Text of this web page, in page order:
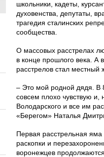
школьники, кадеты,
духовенства, депутаты,
трагедия сталинских
сообщества.
О массовых расстрелах
в конце прошлого века. А
расстрелов стал местный
– Это мой родной дядя. В
совсем плохо чувствую и,
Володарского и все им
«Берегом» Наталья
Первая расстрельная
раскопки и
воронежцев